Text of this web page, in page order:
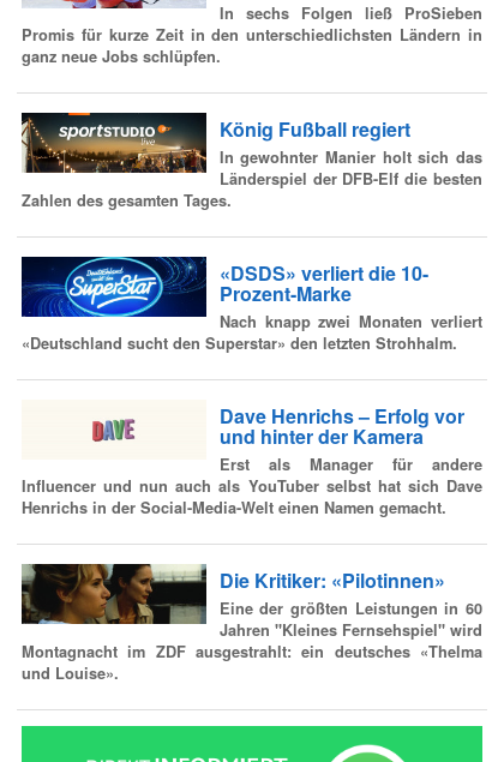
In sechs Folgen ließ ProSieben
Promis für kurze Zeit in den unterschiedlichsten Ländern in
ganz neue Jobs schlüpfen.
König Fußball regiert
In gewohnter Manier holt sich das
Länderspiel der DFB-Elf die besten
Zahlen des gesamten Tages.
«DSDS» verliert die 10-
Prozent-Marke
Nach knapp zwei Monaten verliert
«Deutschland sucht den Superstar» den letzten Strohhalm.
Dave Henrichs – Erfolg vor
und hinter der Kamera
Erst als Manager für andere
Influencer und nun auch als YouTuber selbst hat sich Dave
Henrichs in der Social-Media-Welt einen Namen gemacht.
Die Kritiker: «Pilotinnen»
Eine der größten Leistungen in 60
Jahren "Kleines Fernsehspiel" wird
Montagnacht im ZDF ausgestrahlt: ein deutsches «Thelma
und Louise».